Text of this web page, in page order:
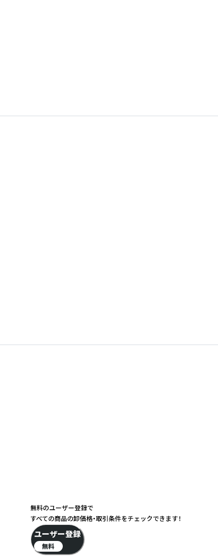
無料のユーザー登録で
すべての商品の卸価格・取引条件をチェックできます！
ユーザー登録
無料